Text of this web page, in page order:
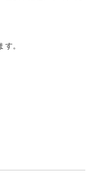
。